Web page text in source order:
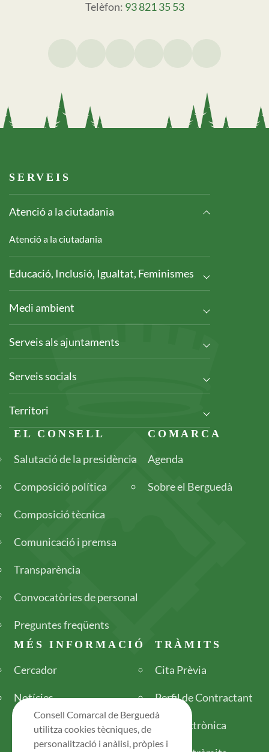
Telèfon: 93 821 35 53
Footer serveis
SERVEIS
Atenció a la ciutadania
Atenció a la ciutadania
Educació, Inclusió, Igualtat, Feminismes
Medi ambient
Serveis als ajuntaments
Serveis socials
Territori
Footer
EL CONSELL
Salutació de la presidència
Composició política
Composició tècnica
Comunicació i premsa
Transparència
Convocatòries de personal
Preguntes freqüents
COMARCA
Agenda
Sobre el Berguedà
MÉS INFORMACIÓ
Cercador
Notícies
TRÀMITS
Cita Prèvia
Perfil de Contractant
Seu electrònica
Consell Comarcal de Berguedà
utilitza cookies tècniques, de
personalització i anàlisi, pròpies i